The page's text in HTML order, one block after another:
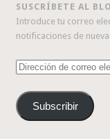
SUSCRÍBETE AL
Introduce tu correo
notificaciones de
Dirección
correo
electrónico
Subscribir